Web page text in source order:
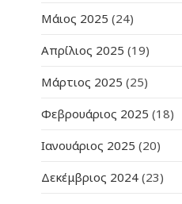
Μάιος 2025 (24)
Απρίλιος 2025 (19)
Μάρτιος 2025 (25)
Φεβρουάριος 2025 (18)
Ιανουάριος 2025 (20)
Δεκέμβριος 2024 (23)